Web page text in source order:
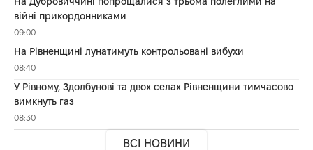
війні прикордонниками
09:00
На Рівненщині лунатимуть контрольовані вибухи
08:40
У Рівному, Здолбунові та двох селах Рівненщини тимчасово
вимкнуть газ
08:30
ВСІ НОВИНИ